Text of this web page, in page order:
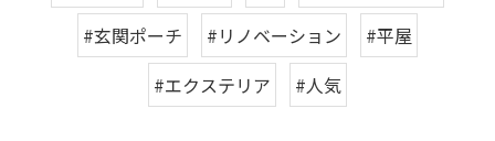
#玄関ポーチ
#リノベーション
#平屋
#エクステリア
#人気